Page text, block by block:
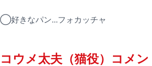
◯好きなパン...フォカッチャ
コウメ太夫（猫役）コメン